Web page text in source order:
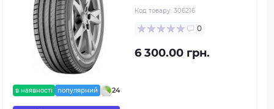
в наявності популярний 24
Код товару: 306216
0
6 300.00 грн.